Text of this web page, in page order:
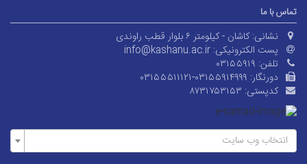
تماس با ما
نشانی: کاشان - کیلومتر ۶ بلوار قطب راوندی
پست الکترونیکی: info@kashanu.ac.ir
تلفن: ۰۳۱۵۵۹۱۹
دورنگار: ۰۳۱۵۵۵۱۱۱۲۱-۰۳۱۵۵۹۱۴۹۹۹
کدپستی: ۸۷۳۱۷۵۳۱۵۳
انتخاب وب سایت